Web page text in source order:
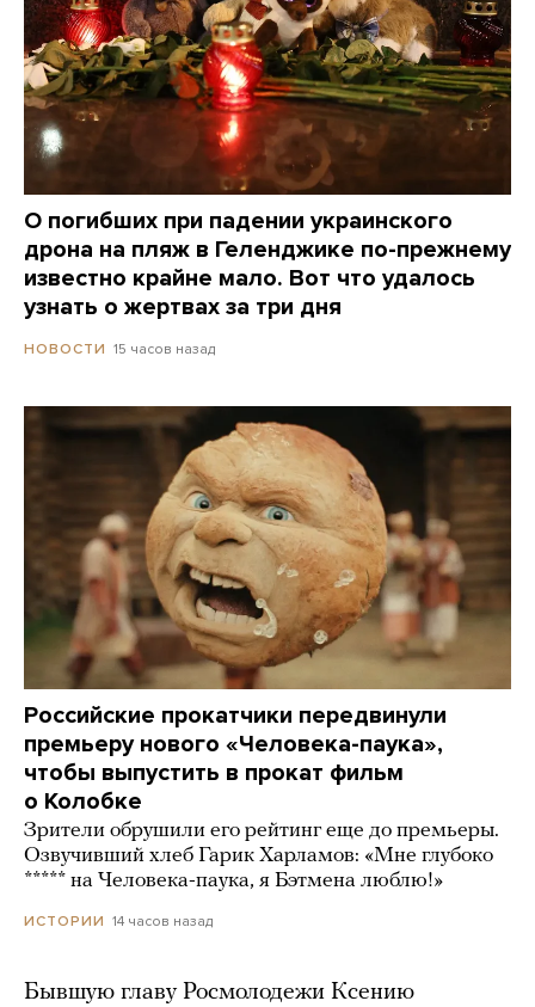
О погибших при падении украинского
дрона на пляж в Геленджике по-прежнему
известно крайне мало. Вот что удалось
узнать о жертвах за три дня
НОВОСТИ 15 часов назад
Российские прокатчики передвинули
премьеру нового «Человека-паука»,
чтобы выпустить в прокат фильм
о Колобке
Зрители обрушили его рейтинг еще до премьеры.
Озвучивший хлеб Гарик Харламов: «Мне глубоко
***** на Человека-паука, я Бэтмена люблю!»
ИСТОРИИ 14 часов назад
Бывшую главу Росмолодежи Ксению